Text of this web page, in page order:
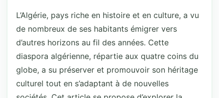
L’Algérie, pays riche en histoire et en culture, a vu
de nombreux de ses habitants émigrer vers
d’autres horizons au fil des années. Cette
diaspora algérienne, répartie aux quatre coins du
globe, a su préserver et promouvoir son héritage
culturel tout en s’adaptant à de nouvelles